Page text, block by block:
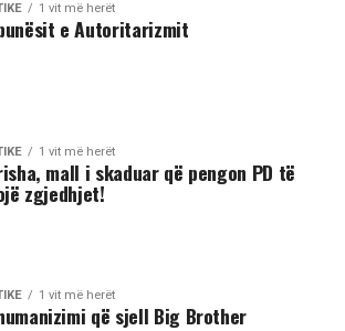
1 vit më herët
e Autoritarizmit
1 vit më herët
mall i skaduar që pengon PD të
zgjedhjet!
1 vit më herët
që sjell Big Brother